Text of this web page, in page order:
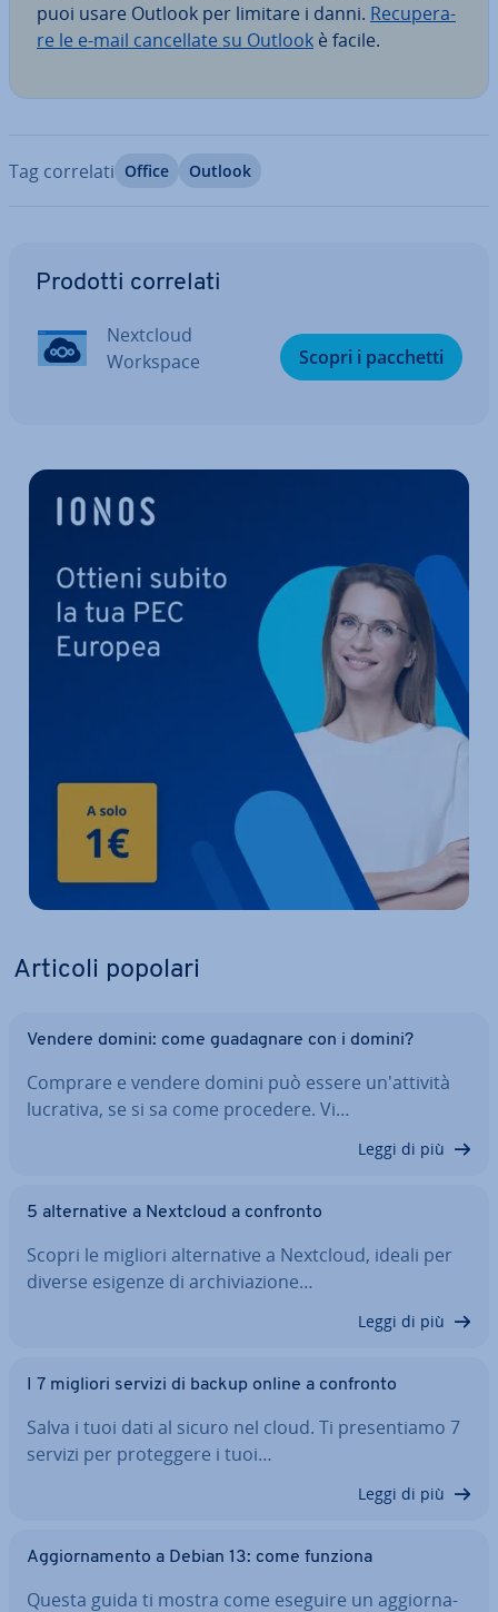
puoi usare Outlook per limitare i danni. Re­cu­pe­ra­
re le e-mail can­cel­la­te su Outlook è facile.
Tag correlati Office Outlook
Prodotti correlati
Nextcloud
Workspace
Scopri i pacchetti
Articoli popolari
Vendere domini: come gua­da­gna­re con i domini?
Comprare e vendere domini può essere un'at­ti­vi­tà
lucrativa, se si sa come procedere. Vi…
Leggi di più
5 al­ter­na­ti­ve a Nextcloud a confronto
Scopri le migliori al­ter­na­ti­ve a Nextcloud, ideali per
diverse esigenze di ar­chi­via­zio­ne…
Leggi di più
I 7 migliori servizi di backup online a confronto
Salva i tuoi dati al sicuro nel cloud. Ti pre­sen­tia­mo 7
servizi per pro­teg­ge­re i tuoi…
Leggi di più
Ag­gior­na­men­to a Debian 13: come funziona
Questa guida ti mostra come eseguire un ag­gior­na­